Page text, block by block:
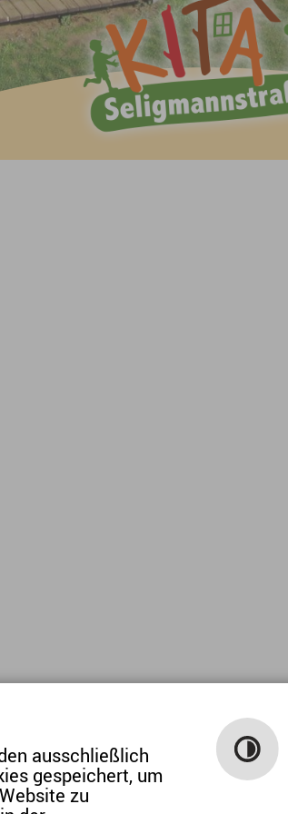
SCHRIFTGRÖSSE / KONTRAST
/ Hilfe/ Impressum/
ausschließlich
gespeichert, um
zu